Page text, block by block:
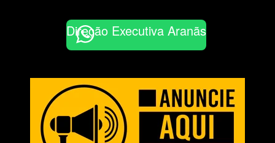
Direção Executiva Aranãs